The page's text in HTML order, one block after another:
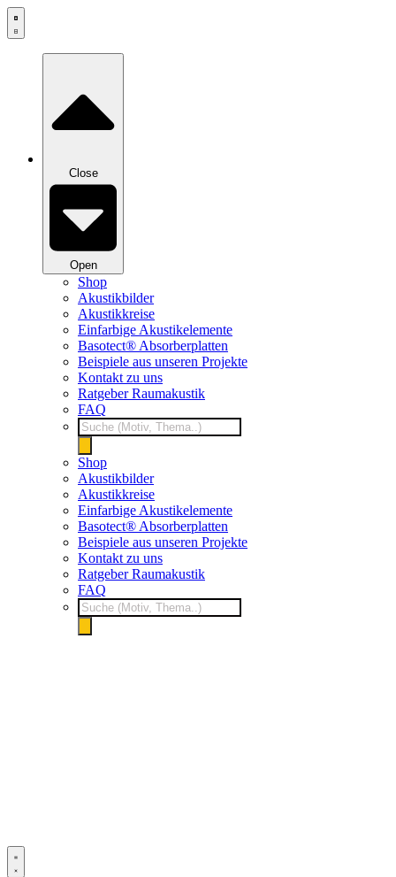
Zum
Inhalt
Close
Open
Shop
Akustikbilder
Akustikkreise
Einfarbige Akustikelemente
Basotect® Absorberplatten
Beispiele aus unseren Projekte
Kontakt zu uns
Ratgeber Raumakustik
FAQ
Products
search
Shop
Akustikbilder
Akustikkreise
Einfarbige Akustikelemente
Basotect® Absorberplatten
Beispiele aus unseren Projekte
Kontakt zu uns
Ratgeber Raumakustik
FAQ
Products
search